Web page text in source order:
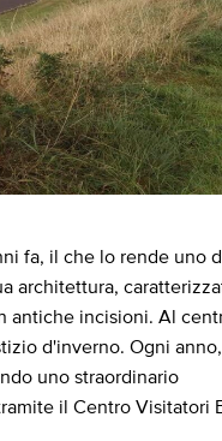
fa, il che lo rende uno
architettura,
antiche incisioni. Al
d'inverno. Ogni anno,
uno straordinario
il Centro Visitatori